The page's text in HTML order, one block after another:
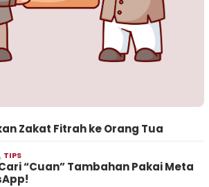
Zakat Fitrah ke Orang Tua
, TIPS
“Cuan” Tambahan Pakai Meta